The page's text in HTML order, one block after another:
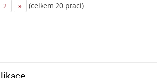
2 » (celkem 20 prací)